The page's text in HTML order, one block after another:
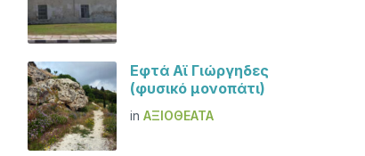
Εφτά Αϊ Γιώργηδες
(φυσικό μονοπάτι)
inΑΞΙΟΘΈΑΤΑ